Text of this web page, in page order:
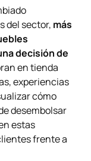
del sector, más
decisión de
en tienda
experiencias
cómo
desembolsar
estas
frente a